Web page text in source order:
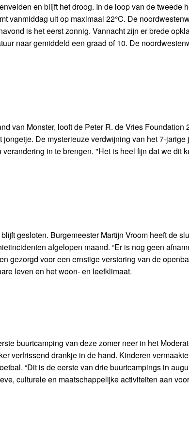
en blijft het droog. In de loop van de tweede
vanmiddag uit op maximaal 22°C. De
is het eerst zonnig. Vannacht zijn er brede
naar gemiddeld een graad of 10. De
van Monster, looft de Peter R. de Vries Foundation
De mysterieuze verdwijning van het 7-jarige
in te brengen. "Het is heel fijn dat we dit
gesloten. Burgemeester Martijn Vroom heeft de
afgelopen maand. “Er is nog geen
gezorgd voor een ernstige verstoring van de
leven en het woon- en leefklimaat.
buurtcamping van deze zomer neer in het
verfrissend drankje in de hand. Kinderen
“Dit is de eerste van drie buurtcampings in
culturele en maatschappelijke activiteiten aan